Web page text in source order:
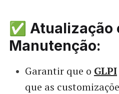
✅ Atualização
Manutenção:
Garantir que o GLPI
que as